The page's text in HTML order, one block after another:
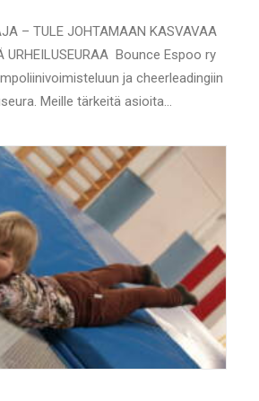
– TULE JOHTAMAAN KASVAVAA
URHEILUSEURAA Bounce Espoo ry
ja cheerleadingiin
Meille tärkeitä asioita…